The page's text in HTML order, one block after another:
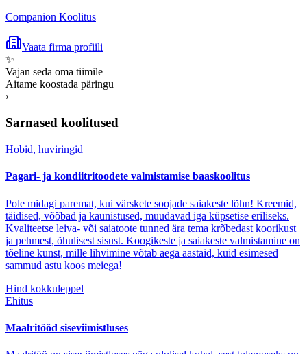
Companion Koolitus
Vaata firma profiili
✨
Vajan seda oma tiimile
Aitame koostada päringu
›
Sarnased koolitused
Hobid, huviringid
Pagari- ja kondiitritoodete valmistamise baaskoolitus
Pole midagi paremat, kui värskete soojade saiakeste lõhn! Kreemid,
täidised, võõbad ja kaunistused, muudavad iga küpsetise eriliseks.
Kvaliteetse leiva- või saiatoote tunned ära tema krõbedast koorikust
ja pehmest, õhulisest sisust. Koogikeste ja saiakeste valmistamine on
tõeline kunst, mille lihvimine võtab aega aastaid, kuid esimesed
sammud astu koos meiega!
Hind kokkuleppel
Ehitus
Maalritööd siseviimistluses